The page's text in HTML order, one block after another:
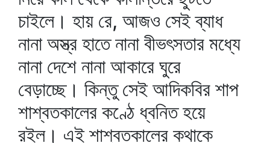
চাইলে। হায় রে, আজও সেই ব্যাধ
নানা অস্ত্র হাতে নানা বীভৎসতার মধ্যে
নানা দেশে নানা আকারে ঘুরে
বেড়াচ্ছে। কিন্তু সেই আদিকবির শাপ
শাশ্বতকালের কণ্ঠে ধ্বনিত হয়ে
রইল। এই শাশ্বতকালের কথাকে